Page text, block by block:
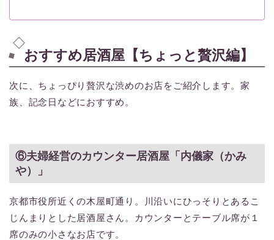
おすすめ居酒屋【ちょっと贅沢編】
次に、ちょっぴり贅沢な渋めのお店をご紹介します。家
族、記念日などにおすすめ。
⑥夫婦経営のカウンター居酒屋「内儀家（かみ
や）」
京都市役所近くの木屋町通り。川沿いにひっそりとあるこ
じんまりとした居酒屋さん。カウンターとテーブル席が１
席のみの小さなお店です。